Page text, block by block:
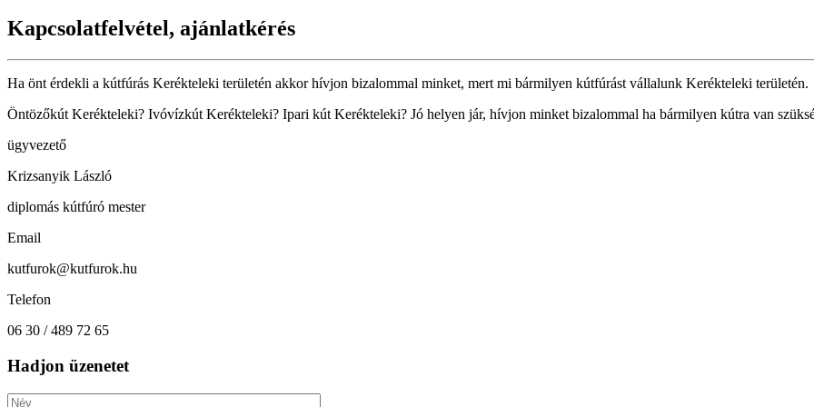
Kapcsolatfelvétel, ajánlatkérés
Ha önt érdekli a kútfúrás Kerékteleki területén akkor hívjon bizalommal minket, mert mi bármilyen kútfúrást vállalunk Kerékteleki területén.
Öntözőkút Kerékteleki? Ivóvízkút Kerékteleki? Ipari kút Kerékteleki? Jó helyen jár, hívjon minket bizalommal ha bármilyen kútra van
ügyvezető
Krizsanyik László
diplomás kútfúró mester
Email
kutfurok@kutfurok.hu
Telefon
06 30 / 489 72 65
Hadjon üzenetet